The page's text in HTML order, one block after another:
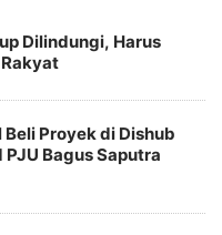
Dilindungi, Harus
Proyek di Dishub
Bagus Saputra